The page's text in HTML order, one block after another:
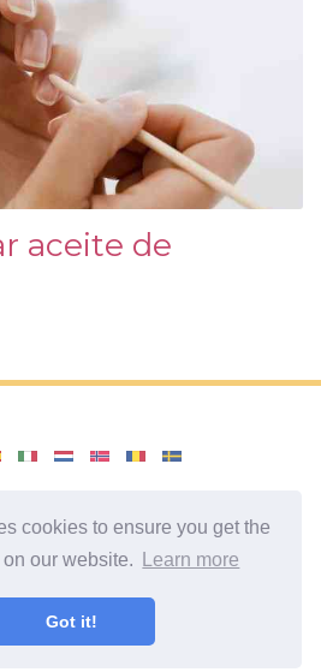
cookies to ensure you get the
our website.
Learn more
Got it!
aceite de
de fitness. Información
mejores dietas.
¡Todo sobre tu salud!